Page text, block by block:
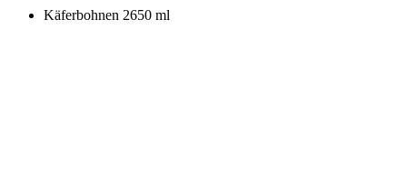
Käferbohnen 2650 ml